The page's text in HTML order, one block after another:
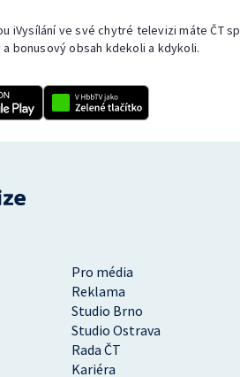
iVysílání ve své chytré televizi máte ČT
bonusový obsah kdekoli a kdykoli.
Pro média
Reklama
Studio Brno
Studio Ostrava
Rada ČT
Kariéra